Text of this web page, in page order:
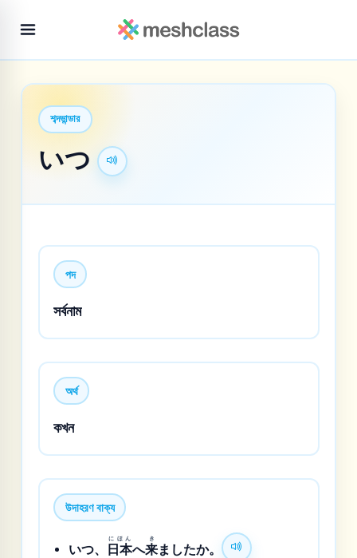
শব্দভান্ডার
いつ
পদ
সর্বনাম
অর্থ
কখন
উদাহরণ বাক্য
いつ、 日本
にほん
へ来
き
ましたか。